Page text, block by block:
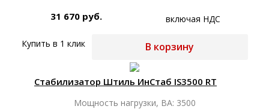
31 670 руб. включая НДС
Купить в 1 клик В корзину
Стабилизатор Штиль ИнСтаб IS3500 RT
Мощность нагрузки, ВА: 3500